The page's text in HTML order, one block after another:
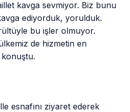
kavga sevmiyor. Biz bunu
ediyorduk, yorulduk.
bu işler olmuyor.
de hizmetin en
konuştu.
esnafını ziyaret ederek